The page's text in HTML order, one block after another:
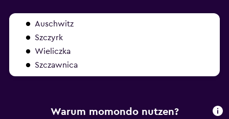
Auschwitz
Szczyrk
Wieliczka
Szczawnica
Warum momondo nutzen?